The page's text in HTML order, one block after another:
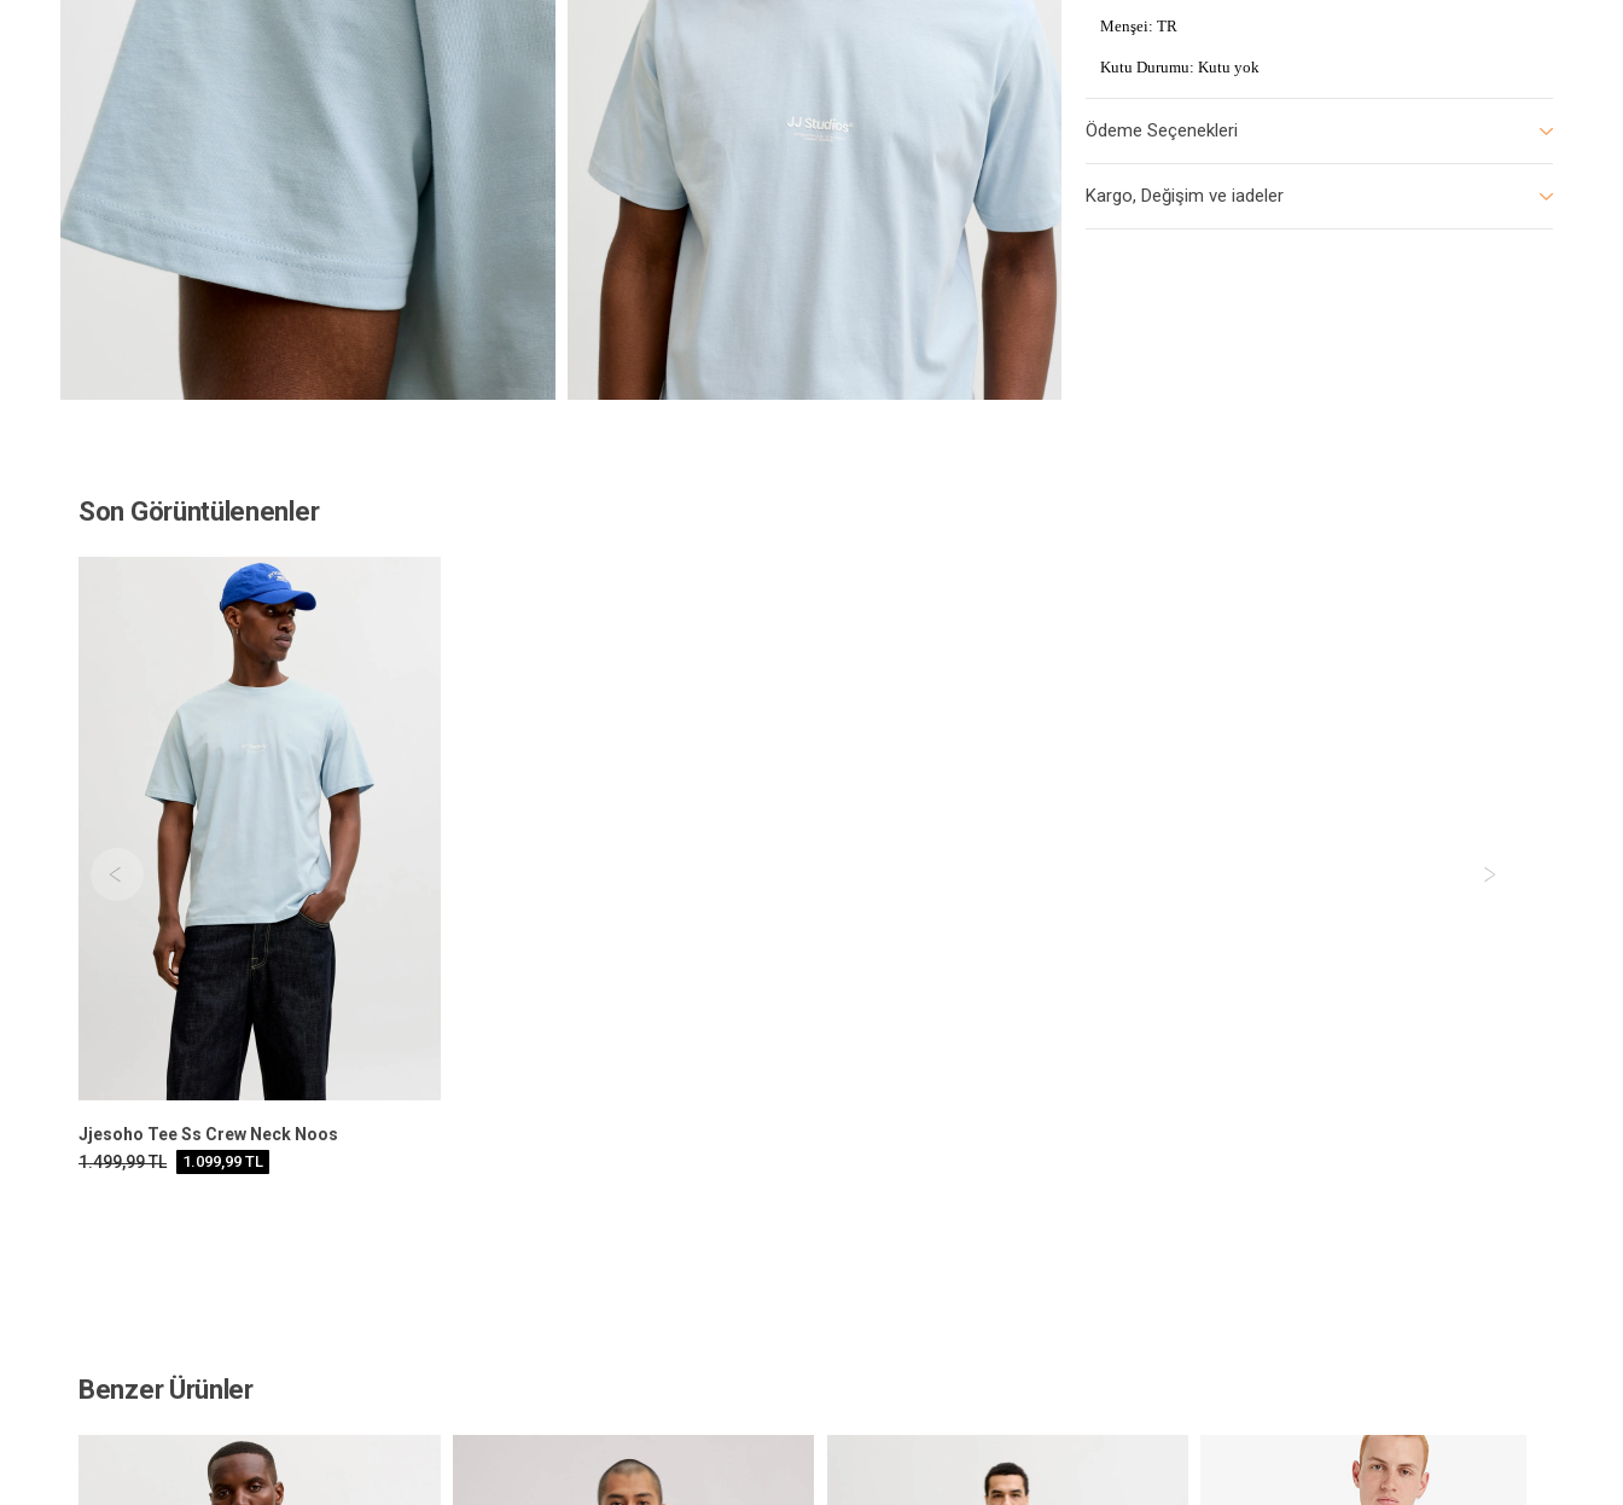
Menşei: TR
Kutu Durumu: Kutu yok
Ödeme Seçenekleri
Kargo, Değişim ve iadeler
Son Görüntülenenler
Jjesoho Tee Ss Crew Neck Noos
1.499,99TL 1.099,99 TL
Benzer Ürünler